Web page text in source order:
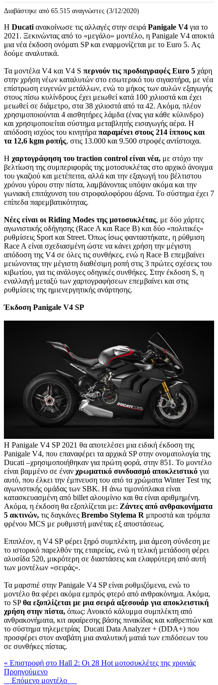
Διαβάστηκε από 65.515 αναγνώστες (3/12/2020)
H Ducati ανακοίνωσε τις αλλαγές στην σειρά Panigale V4 για το
2021. Ξεκινώντας από το «μεγάλο» μοντέλο, η Panigale V4 αποκτά
μια νέα έκδοση ονόματι SP και εναρμονίζεται με το Euro 5. Ας
δούμε αναλυτικά.
Τα μοντέλα V4 και V4 S περνούν τις προδιαγραφές Euro 5 χάρη
στην χρήση νέων καταλυτών στο εσωτερικό του σιγαστήρα, με νέα
επίστρωση ευγενών μετάλλων, ενώ το μήκος των αυλών εξαγωγής
στους πίσω κυλίνδρους έχει μειωθεί κατά 100 χιλιοστά και έχει
μειωθεί σε διάμετρο, στα 38 χιλιοστά από τα 42. Ακόμα, πλέον
χρησιμοποιούνται 4 αισθητήρες λάμδα (ένας για κάθε κύλινδρο)
και χρησιμοποιείται σύστημα μεταβλητής εισαγωγής αέρα. Η
απόδοση ισχύος του κινητήρα παραμένει στους 214 ίππους και
τα 12,6 kgm ροπής, στις 13.000 και 9.500 στροφές αντίστοιχα.
Η χαρτογράφηση του traction control είναι νέα, με στόχο την
βελτίωση της συμπεριφοράς της μοτοσυκλέτας στο αρχικό άνοιγμα
του γκαζιού και μετέπειτα, αλλά και την εξαγωγή του βέλτιστου
χρόνου γύρου στην πίστα, λαμβάνοντας υπόψιν ακόμα και την
γωνιακή επιτάχυνση του στροφαλοφόρου άξονα. Το σύστημα έχει 7
επίπεδα παρεμβατικότητας.
Νέες είναι οι Riding Modes της μοτοσυκλέτας, με δύο χάρτες
αγωνιστικής οδήγησης (Race A και Race B) και δύο «πολιτικές»
ρυθμίσεις Sport και Street. Όπως ίσως φανταστήκατε, η ρύθμιση
Race A είναι σχεδιασμένη ώστε να κάνει χρήση την μέγιστη
απόδοση της V4 σε όλες τις συνθήκες, ενώ η Race B επεμβαίνει
μειώνοντας την μέγιστη διαθέσιμη ροπή στις 3 πρώτες σχέσεις του
κιβωτίου, για τις ανάλογες οδηγικές συνθήκες. Στην έκδοση S, η
εναλλαγή μεταξύ των χαρτογραφήσεων επεμβαίνει και στις
ρυθμίσεις της ημιενεργητικής ανάρτησης.
Έκδοση Panigale V4 SP
Η Panigale V4 SP 2021 θα αποτελέσει μια ειδική έκδοση της
Panigale V4, που επαναφέρει τα αρχικά SP στην ονοματολογία της
Ducati –χρησιμοποιήθηκαν για πρώτη φορά, στην 851. Το μοντέλο
είναι βαμμένο σε έναν χρωματικό συνδυασμό αποκλειστικό για
αυτό, που έλκει την έμπνευση του από τα χρώματα Winter Test της
αγωνιστικής ομάδας των SBK. Η άνω τιμονόπλακα είναι
κατασκευασμένη από billet αλουμίνιο και θα είναι αριθμημένη.
Ακόμα, η έκδοση θα εξοπλίζεται με: Ζάντες από ανθρακονήματα
5 ακτινών, τις δαγκάνες Brembo Stylema R μπροστά και τρόμπα
φρένου MCS με ρυθμιστή μανέτας εξ αποστάσεως.
Επιπλέον, η V4 SP φέρει ξηρό συμπλέκτη, μια άμεση σύνδεση με
το ιστορικό παρελθόν της εταιρείας, ενώ η τελική μετάδοση φέρει
αλυσίδα 520, μικρότερη σε διαστάσεις και ελαφρύτερη από αυτή
των μοντέλων «σειράς».
Τα μαρσπιέ στην Panigale V4 SP είναι ρυθμιζόμενα, ενώ το
μοντέλο θα φέρει ακόμα εμπρός φτερό από ανθρακόνημα. Ακόμα,
το SPθα εξοπλίζεται με μια σειρά αξεσουάρ για αποκλειστική
χρήση στην πίστα, όπως: Ανοικτό κάλυμμα συμπλέκτη από
ανθρακονήματα, κιτ αφαίρεσης βάσης πινακίδας και καθρεπτών και
το σύστημα τηλεμετρίας Ducati Data Analyzer + (DDA+) που
προσφέρει στον αναβάτη μια αναλυτική ματιά των επιδόσεων του
σε συνθήκες πίστας.
« Επιστροφή στο Hall 2: Οι 28 Hot μοτοσυκλέτες της χρονιάς
Προηγούμενο
Επόμενο μοντέλο